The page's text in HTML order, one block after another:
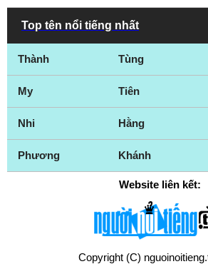
Top tên nổi tiếng nhất
Thành Tùng
My Tiên
Nhi Hằng
Phương Khánh
Website liên kết:
Copyright (C)